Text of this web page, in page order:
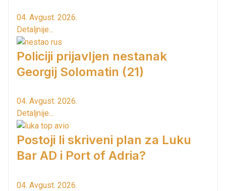
04. Avgust. 2026.
Detaljnije...
Policiji prijavljen nestanak
Georgij Solomatin (21)
04. Avgust. 2026.
Detaljnije...
Postoji li skriveni plan za Luku
Bar AD i Port of Adria?
04. Avgust. 2026.